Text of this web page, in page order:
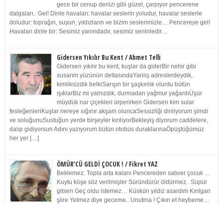
gece bir cenup denizi gibi güzel, çarpıyor pencerene
dalgaları.. Gel! Dinle havaları: havalar seslerin yoludur, havalar seslerle
doludur: toprağın, suyun, yıldızların ve bizim seslerimizle… Pencereye gel!
Havaları dinle bir: Sesimiz yanındadır, sesimiz seninledir…
Gidersen Yıkılır Bu Kent / Ahmet Telli
Gidersen yıkılır bu kent, kuşlar da giderBir nehir gibi
susarım yüzünün deltasındaYanlış adreslerdeydik,
kimliksizdik belkiSarışın bir şaşkınlık olurdu bütün
ışıklarBiz mi yalnızdık, durmadan yağmur yağardıÜşür
müydük nar çiçekleri ürperirken Gidersen kim sular
fesleğenleriKuşlar nereye sığınır akşam oluncaSessizliği dinliyorum şimdi
ve soluğunuSustuğun yerde birşeyler kırılıyorBekleyiş diyorum caddelere,
dalıp gidiyorsun Adını yazıyorum bütün otobüs duraklarınaÖpüştüğümüz
her yer […]
ÖMÜR’CÜ GELDİ ÇOCUK ! / Fikret YAZ
Beklemez. Topla arta kalanı Pencereden satıver çocuk …
Kuytu köşe söz verilmişler Süründürür öldürmez. Süpür
gitsen Geç oldu istemez… Küskün yıldız asardım Kırılgan
şiire Yetmez diye geceme.. Unutma ! Çıkın et heybeme…